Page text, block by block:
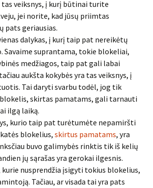
veiksnys, į kurį būtinai turite
jei norite, kad jūsų priimtas
pats geriausias.
dalykas, į kurį taip pat nereikėtų
Savaime suprantama, tokie blokeliai,
medžiagos, taip pat gali labai
aukšta kokybės yra tas veiksnys, į
Tai daryti svarbu todėl, jog tik
skirtas pamatams, gali tarnauti
ilgą laiką.
kurio taip pat turėtumėte nepamiršti
blokelius, skirtus pamatams, yra
buvo galimybės rinktis tik iš kelių
jų sąrašas yra gerokai ilgesnis.
kurie nusprendžia įsigyti tokius blokelius,
Tačiau, ar visada tai yra pats